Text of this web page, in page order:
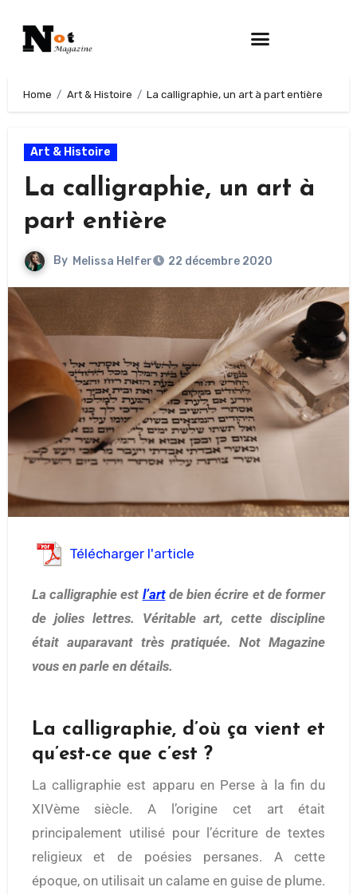
Home Art & Histoire La calligraphie, un art à part entière
Art & Histoire
La calligraphie, un art à
part entière
By Melissa Helfer 22 décembre 2020
Télécharger l'article
La calligraphie est l’artde bien écrire et de former
de jolies lettres. Véritable art, cette discipline
était auparavant très pratiquée. Not Magazine
vous en parle en détails.
La calligraphie, d’où ça vient et
qu’est-ce que c’est ?
La calligraphie est apparu en Perse à la fin du
XIVème siècle. A l’origine cet art était
principalement utilisé pour l’écriture de textes
religieux et de poésies persanes. A cette
époque, on utilisait un calame en guise de plume.